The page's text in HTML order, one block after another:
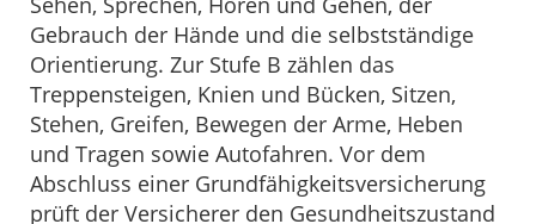
Gebrauch der Hände und die selbstständige
Orientierung. Zur Stufe B zählen das
Treppensteigen, Knien und Bücken, Sitzen,
Stehen, Greifen, Bewegen der Arme, Heben
und Tragen sowie Autofahren. Vor dem
Abschluss einer Grundfähigkeitsversicherung
prüft der Versicherer den Gesundheitszustand